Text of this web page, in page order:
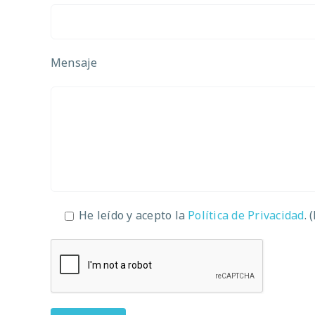
Mensaje
He leído y acepto la Política de Privacidad.